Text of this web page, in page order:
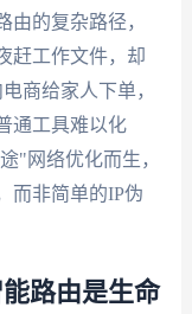
的复杂路径，
赶工作文件，却
商给家人下单，
通工具难以化
"网络优化而生，
而非简单的IP伪
路由是生命